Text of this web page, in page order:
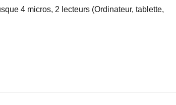
4 micros, 2 lecteurs (Ordinateur, tablette,